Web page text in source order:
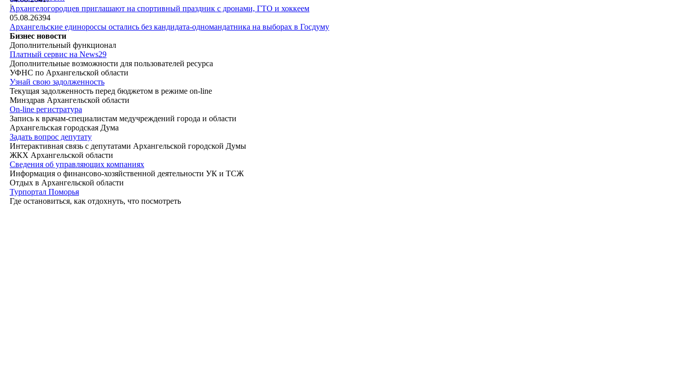
|Архангелогородцев приглашают на спортивный праздник с дронами, ГТО и хоккеем
05.08.26394
Архангельские единороссы остались без кандидата-одномандатника на выборах в Госдуму
Бизнес новости
Дополнительный функционал
Платный сервис на News29
Дополнительные возможности для пользователей ресурса
УФНС по Архангельской области
Узнай свою задолженность
Текущая задолженность перед бюджетом в режиме on-line
Минздрав Архангельской области
On-line регистратура
Запись к врачам-специалистам медучреждений города и области
Архангельская городская Дума
Задать вопрос депутату
Интерактивная связь с депутатами Архангельской городской Думы
ЖКХ Архангельской области
Сведения об управляющих компаниях
Информация о финансово-хозяйственной деятельности УК и ТСЖ
Отдых в Архангельской области
Турпортал Поморья
Где остановиться, как отдохнуть, что посмотреть